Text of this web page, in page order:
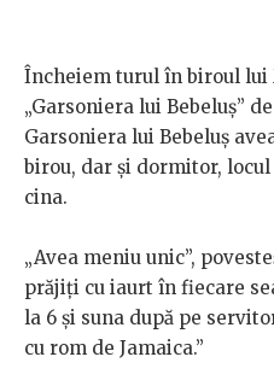
Încheiem turul în biroul lui
„Garsoniera lui Bebeluș”
Garsoniera lui Bebeluș
birou, dar și dormitor,
cina.
„Avea meniu unic”,
prăjiți cu iaurt în fiecare
la 6 și suna după pe
cu rom de Jamaica.”